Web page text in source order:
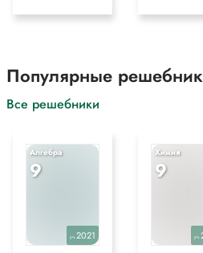
Популярные
Все решебники
Алгебра
9
уч.2021
Химия
9
уч.